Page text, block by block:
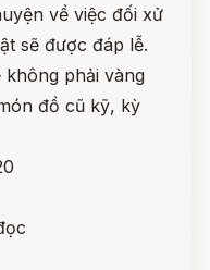
về việc đối xử
sẽ được đáp lễ.
phải vàng
đồ cũ kỹ, kỳ